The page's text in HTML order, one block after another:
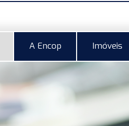
A Encop Imóveis